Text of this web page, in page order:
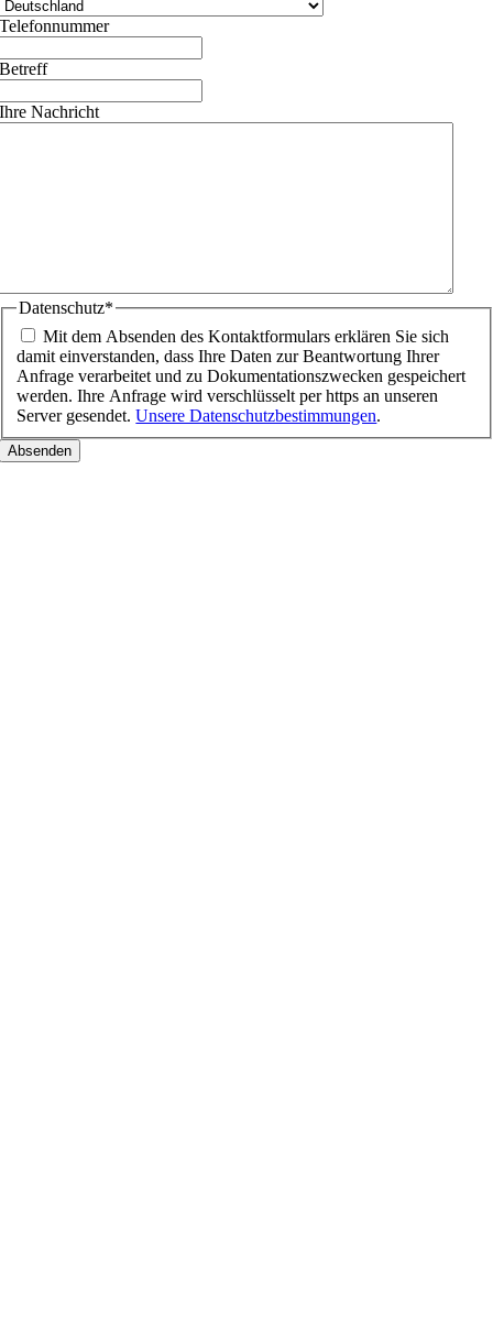
Telefonnummer
Betreff
Ihre Nachricht
Datenschutz*
Mit dem Absenden des Kontaktformulars erklären Sie sich
damit einverstanden, dass Ihre Daten zur Beantwortung Ihrer
Anfrage verarbeitet und zu Dokumentationszwecken gespeichert
werden. Ihre Anfrage wird verschlüsselt per https an unseren
Server gesendet.Unsere Datenschutzbestimmungen.